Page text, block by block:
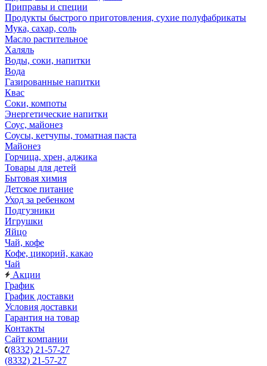
Приправы и специи
Продукты быстрого приготовления, сухие полуфабрикаты
Мука, сахар, соль
Масло растительное
Халяль
Воды, соки, напитки
Вода
Газированные напитки
Квас
Соки, компоты
Энергетические напитки
Соус, майонез
Соусы, кетчупы, томатная паста
Майонез
Горчица, хрен, аджика
Товары для детей
Бытовая химия
Детское питание
Уход за ребенком
Подгузники
Игрушки
Яйцо
Чай, кофе
Кофе, цикорий, какао
Чай
Акции
График
График доставки
Условия доставки
Гарантия на товар
Контакты
Сайт компании
(8332) 21-57-27
(8332) 21-57-27